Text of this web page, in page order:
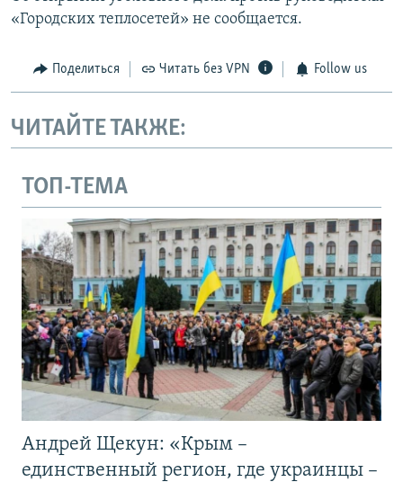
«Городских теплосетей» не сообщается.
Поделиться Читать без VPN Follow us
ЧИТАЙТЕ ТАКЖЕ:
ТОП-ТЕМА
Андрей Щекун: «Крым –
единственный регион, где украинцы –